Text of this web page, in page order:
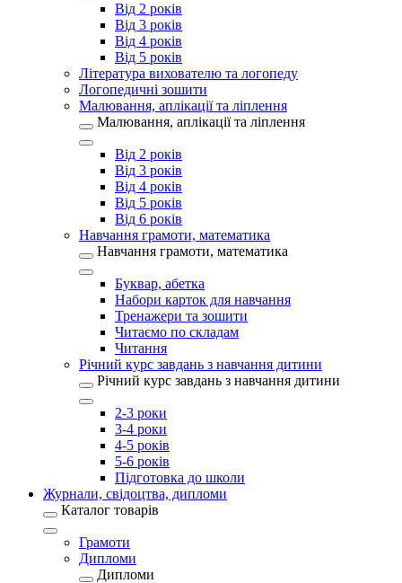
Від 2 років
Від 3 років
Від 4 років
Від 5 років
Література вихователю та логопеду
Логопедичні зошити
Малювання, аплікації та ліплення
Малювання, аплікації та ліплення
Від 2 років
Від 3 років
Від 4 років
Від 5 років
Від 6 років
Навчання грамоти, математика
Навчання грамоти, математика
Буквар, абетка
Набори карток для навчання
Тренажери та зошити
Читаємо по складам
Читання
Річний курс завдань з навчання дитини
Річний курс завдань з навчання дитини
2-3 роки
3-4 роки
4-5 років
5-6 років
Підготовка до школи
Журнали, свідоцтва, дипломи
Каталог товарів
Грамоти
Дипломи
Дипломи